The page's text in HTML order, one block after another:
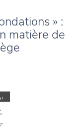
» :
matière de